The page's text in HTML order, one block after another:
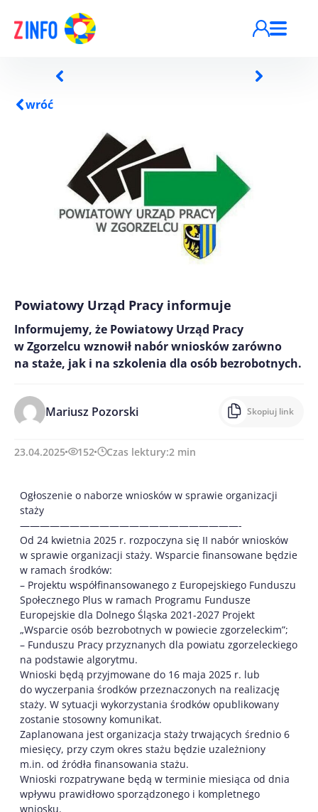
wróć
Powiatowy Urząd Pracy informuje
Informujemy, że Powiatowy Urząd Pracy
w Zgorzelcu wznowił nabór wniosków zarówno
na staże, jak i na szkolenia dla osób bezrobotnych.
Mariusz Pozorski Skopiuj link
23.04.2025 152 Czas lektury:2 min
Ogłoszenie o naborze wniosków w sprawie organizacji
staży
——————————————————————-
Od 24 kwietnia 2025 r. rozpoczyna się II nabór wniosków
w sprawie organizacji staży. Wsparcie finansowane będzie
w ramach środków:
– Projektu współfinansowanego z Europejskiego Funduszu
Społecznego Plus w ramach Programu Fundusze
Europejskie dla Dolnego Śląska 2021-2027 Projekt
„Wsparcie osób bezrobotnych w powiecie zgorzeleckim”;
– Funduszu Pracy przyznanych dla powiatu zgorzeleckiego
na podstawie algorytmu.
Wnioski będą przyjmowane do 16 maja 2025 r. lub
do wyczerpania środków przeznaczonych na realizację
staży. W sytuacji wykorzystania środków opublikowany
zostanie stosowny komunikat.
Zaplanowana jest organizacja staży trwających średnio 6
miesięcy, przy czym okres stażu będzie uzależniony
m.in. od źródła finansowania stażu.
Wnioski rozpatrywane będą w terminie miesiąca od dnia
wpływu prawidłowo sporządzonego i kompletnego
wniosku.